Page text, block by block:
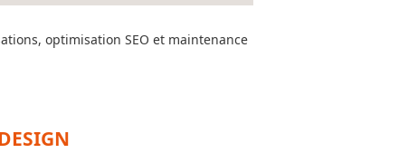
optimisation SEO et maintenance